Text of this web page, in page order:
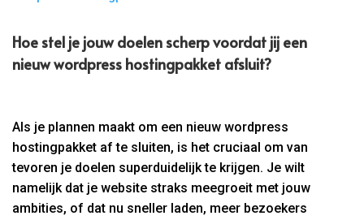
Hoe stel je jouw doelen scherp voordat jij een
nieuw wordpress hostingpakket afsluit?
Als je plannen maakt om een nieuw wordpress
hostingpakket af te sluiten, is het cruciaal om van
tevoren je doelen superduidelijk te krijgen. Je wilt
namelijk dat je website straks meegroeit met jouw
ambities, of dat nu sneller laden, meer bezoekers